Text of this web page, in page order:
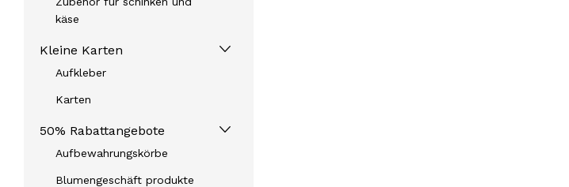
käse
Kleine Karten
Aufkleber
Karten
50% Rabattangebote
Aufbewahrungskörbe
Blumengeschäft produkte